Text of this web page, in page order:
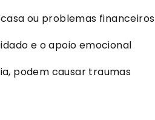
ou problemas financeiros
e o apoio emocional
podem causar traumas